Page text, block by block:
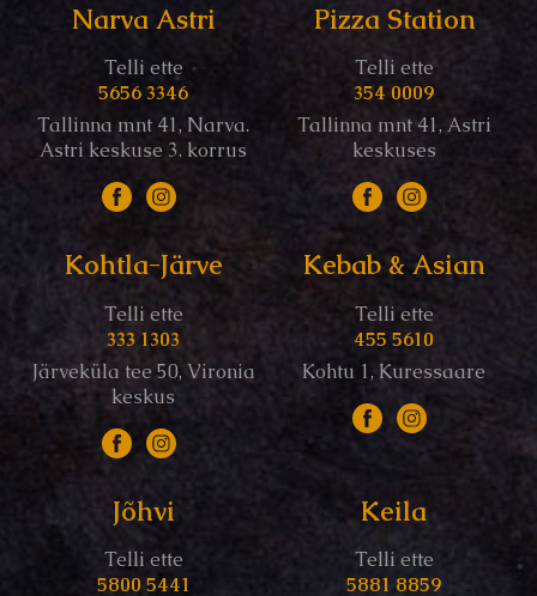
Narva Astri
Telli ette
5656 3346
Tallinna mnt 41, Narva.
Astri keskuse 3. korrus
Pizza Station
Telli ette
354 0009
Tallinna mnt 41, Astri
keskuses
Kohtla-Järve
Telli ette
333 1303
Järveküla tee 50, Vironia
keskus
Kebab & Asian
Telli ette
455 5610
Kohtu 1, Kuressaare
Jõhvi
Telli ette
5800 5441
Keila
Telli ette
5881 8859